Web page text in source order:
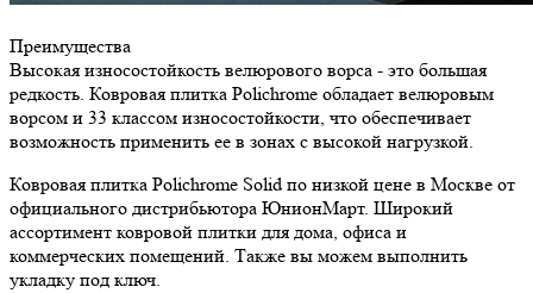
Преимущества
Высокая износостойкость велюрового ворса - это большая
редкость. Ковровая плитка Polichrome обладает велюровым
ворсом и 33 классом износостойкости, что обеспечивает
возможность применить ее в зонах с высокой нагрузкой.
Ковровая плитка Polichrome Solid по низкой цене в Москве от
официального дистрибьютора ЮнионМарт. Широкий
ассортимент ковровой плитки для дома, офиса и
коммерческих помещений. Также вы можем выполнить
укладку под ключ.